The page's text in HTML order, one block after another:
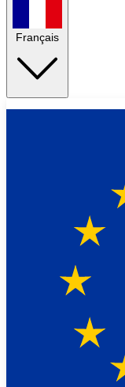
Français